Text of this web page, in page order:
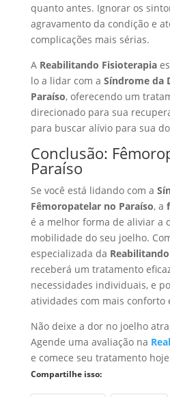
quanto antes. Ignorar os
agravamento da condição e
complicações mais sérias.
A Reabilitando Fisioterapia
lo a lidar com a Síndrome da
Paraíso, oferecendo um
direcionado para sua
para buscar alívio para sua
Conclusão:
Paraíso
Se você está lidando com a
Fêmoropatelar no Paraíso, a
é a melhor forma de aliviar a
mobilidade do seu joelho.
especializada da
receberá um tratamento
necessidades individuais, e
atividades com mais conforto
Não deixe a dor no joelho
Agende uma avaliação na
e comece seu tratamento
Compartilhe isso: